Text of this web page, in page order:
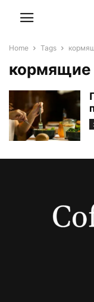
Home Tags